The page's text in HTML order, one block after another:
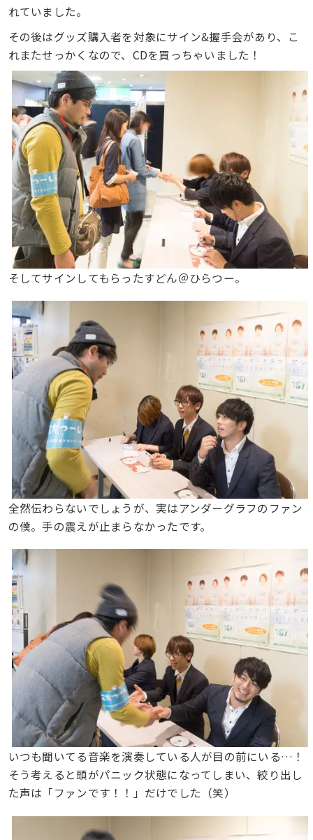
れていました。
その後はグッズ購入者を対象にサイン&握手会があり、こ
れまたせっかくなので、CDを買っちゃいました！
そしてサインしてもらったすどん＠ひらつー。
全然伝わらないでしょうが、実はアンダーグラフのファン
の僕。手の震えが止まらなかったです。
いつも聞いてる音楽を演奏している人が目の前にいる…！
そう考えると頭がパニック状態になってしまい、絞り出し
た声は「ファンです！！」だけでした（笑）